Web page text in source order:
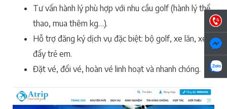
Tư vấn hành lý phù hợp với nhu cầu golf (hành lý thể
thao, mua thêm kg…).
Hỗ trợ đăng ký dịch vụ đặc biệt: bộ golf, xe lăn, xe
đẩy trẻ em.
Đặt vé, đổi vé, hoàn vé linh hoạt và nhanh chóng.